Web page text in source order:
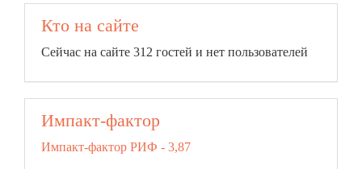
Кто на сайте
Сейчас на сайте 312 гостей и нет пользователей
Импакт-фактор
Импакт-фактор РИФ - 3,87